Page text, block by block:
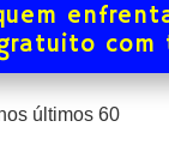
últimos60